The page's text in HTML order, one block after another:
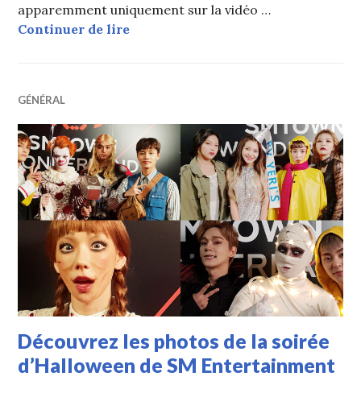
apparemment uniquement sur la vidéo …
Continuer de lireSM Entertainment et Mystic Story
GÉNÉRAL
Découvrez les photos de la soirée
d’Halloween de SM Entertainment